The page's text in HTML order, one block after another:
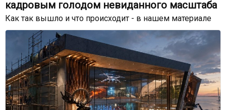
кадровым голодом невиданного масштаба
Как так вышло и что происходит - в нашем материале